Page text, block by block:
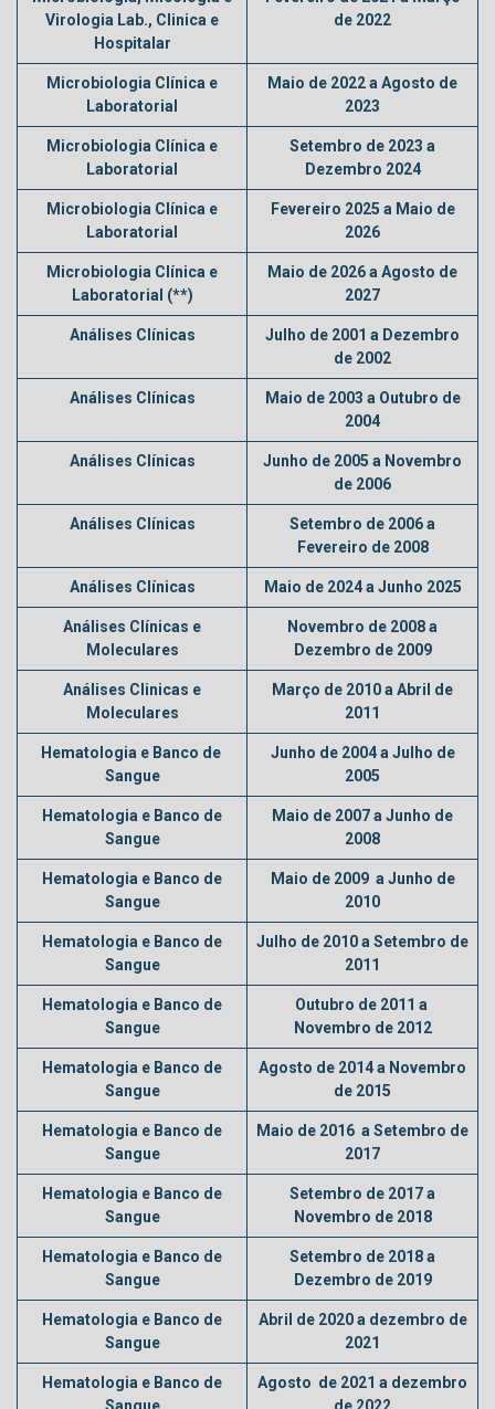
Virologia Lab., Clinica e
Hospitalar
de 2022
Microbiologia Clínica e
Laboratorial
Maio de 2022 a Agosto de
2023
Microbiologia Clínica e
Laboratorial
Setembro de 2023 a
Dezembro 2024
Microbiologia Clínica e
Laboratorial
Fevereiro 2025 a Maio de
2026
Microbiologia Clínica e
Laboratorial (**)
Maio de 2026 a Agosto de
2027
Análises Clínicas
Julho de 2001 a Dezembro
de 2002
Análises Clínicas
Maio de 2003 a Outubro de
2004
Análises Clínicas
Junho de 2005 a Novembro
de 2006
Análises Clínicas
Setembro de 2006 a
Fevereiro de 2008
Análises Clínicas Maio de 2024 a Junho 2025
Análises Clínicas e
Moleculares
Novembro de 2008 a
Dezembro de 2009
Análises Clinicas e
Moleculares
Março de 2010 a Abril de
2011
Hematologia e Banco de
Sangue
Junho de 2004 a Julho de
2005
Hematologia e Banco de
Sangue
Maio de 2007 a Junho de
2008
Hematologia e Banco de
Sangue
Maio de 2009 a Junho de
2010
Hematologia e Banco de
Sangue
Julho de 2010 a Setembro de
2011
Hematologia e Banco de
Sangue
Outubro de 2011 a
Novembro de 2012
Hematologia e Banco de
Sangue
Agosto de 2014 a Novembro
de 2015
Hematologia e Banco de
Sangue
Maio de 2016 a Setembro de
2017
Hematologia e Banco de
Sangue
Setembro de 2017 a
Novembro de 2018
Hematologia e Banco de
Sangue
Setembro de 2018 a
Dezembro de 2019
Hematologia e Banco de
Sangue
Abril de 2020 a dezembro de
2021
Hematologia e Banco de
Sangue
Agosto de 2021 a dezembro
de 2022